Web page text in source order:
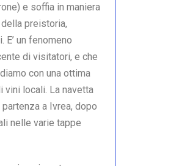
e soffia in maniera
preistoria,
un fenomeno
di visitatori, e che
con una ottima
vini locali. La navetta
a Ivrea, dopo
nelle varie tappe